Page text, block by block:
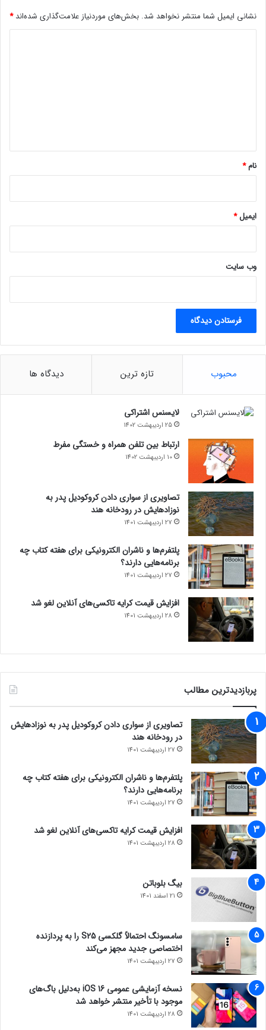
م
ش
نشانی ایمیل شما منتشر نخواهد شد. بخش‌های موردنیاز علامت‌گذاری شده‌اند*
نام*
ایمیل*
وب‌ سایت
محبوب تازه ترین دیدگاه ها
لایسنس اشتراکی
25 اردیبهشت 1402
ارتباط بین تلفن همراه و خستگی مفرط
10 اردیبهشت 1402
تصاویری از سواری دادن کروکودیل پدر به
نوزادهایش در رودخانه هند
27 اردیبهشت 1401
پلتفرم‌ها و ناشران الکترونیکی برای هفته کتاب چه
برنامه‌هایی دارند؟
27 اردیبهشت 1401
افزایش قیمت کرایه تاکسی‌های آنلاین لغو شد
28 اردیبهشت 1401
پربازدیدترین مطالب
تصاویری از سواری دادن کروکودیل پدر به نوزادهایش
در رودخانه هند
27 اردیبهشت 1401
پلتفرم‌ها و ناشران الکترونیکی برای هفته کتاب چه
برنامه‌هایی دارند؟
27 اردیبهشت 1401
افزایش قیمت کرایه تاکسی‌های آنلاین لغو شد
28 اردیبهشت 1401
بیگ بلوباتن
21 اسفند 1401
سامسونگ احتمالاً گلکسی S25 را به پردازنده
اختصاصی جدید مجهز می‌کند
27 اردیبهشت 1401
نسخه آزمایشی عمومی iOS 16 به‌دلیل باگ‌های
موجود با تأخیر منتشر خواهد شد
28 اردیبهشت 1401